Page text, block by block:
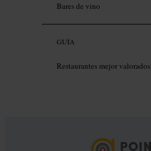
Bares de vino
GUÍA
Restaurantes mejor valorados